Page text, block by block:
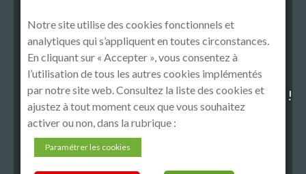
Découvrez notre politique RSE !
Notre site utilise des cookies fonctionnels et
analytiques qui s’appliquent en toutes circonstances.
En cliquant sur « Accepter », vous consentez à
l’utilisation de tous les autres cookies implémentés
par notre site web. Consultez la liste des cookies et
ajustez à tout moment ceux que vous souhaitez
activer ou non, dans la rubrique :
Paramétrer les cookies